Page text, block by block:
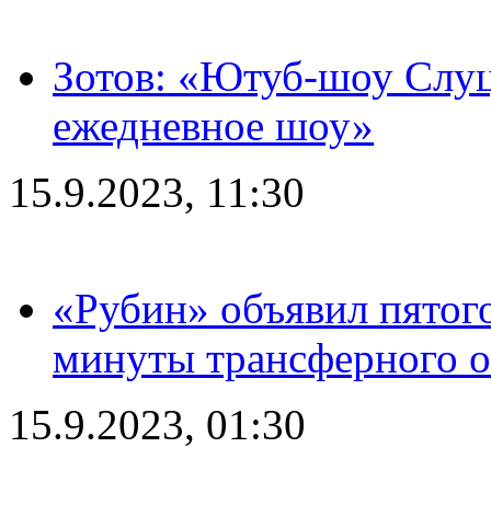
Зотов: «Ютуб-шоу
ежедневное шоу»
15.9.2023, 11:30
«Рубин» объявил
минуты трансферного
15.9.2023, 01:30